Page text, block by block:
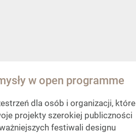
w open programme
dla osób i organizacji, które
projekty szerokiej publiczności
festiwali designu